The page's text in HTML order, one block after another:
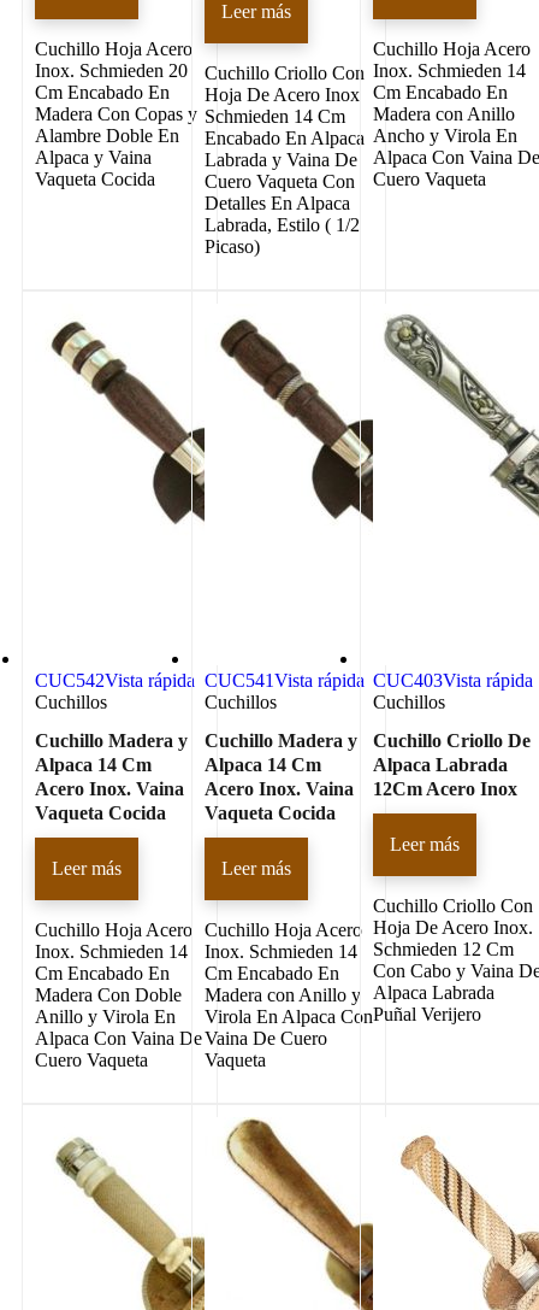
Cuchillo Hoja Acero
Inox. Schmieden 20
Cm Encabado En
Madera Con Copas y
Alambre Doble En
Alpaca y Vaina
Vaqueta Cocida
Leer más
Cuchillo Criollo Con
Hoja De Acero Inox
Schmieden 14 Cm
Encabado En Alpaca
Labrada y Vaina De
Cuero Vaqueta Con
Detalles En Alpaca
Labrada, Estilo ( 1/2
Picaso)
Cuchillo Hoja Acero
Inox. Schmieden 14
Cm Encabado En
Madera con Anillo
Ancho y Virola En
Alpaca Con Vaina
Cuero Vaqueta
CUC542Vista rápida
Cuchillos
Cuchillo Madera y
Alpaca 14 Cm
Acero Inox. Vaina
Vaqueta Cocida
Leer más
Cuchillo Hoja Acero
Inox. Schmieden 14
Cm Encabado En
Madera Con Doble
Anillo y Virola En
Alpaca Con Vaina De
Cuero Vaqueta
CUC541Vista rápida
Cuchillos
Cuchillo Madera y
Alpaca 14 Cm
Acero Inox. Vaina
Vaqueta Cocida
Leer más
Cuchillo Hoja Acero
Inox. Schmieden 14
Cm Encabado En
Madera con Anillo y
Virola En Alpaca Con
Vaina De Cuero
Vaqueta
CUC403Vista rápida
Cuchillos
Cuchillo Criollo De
Alpaca Labrada
12Cm Acero Inox
Leer más
Cuchillo Criollo Con
Hoja De Acero Inox.
Schmieden 12 Cm
Con Cabo y Vaina
Alpaca Labrada
Puñal Verijero